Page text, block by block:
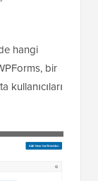
hangi
bir
kullanıcıları